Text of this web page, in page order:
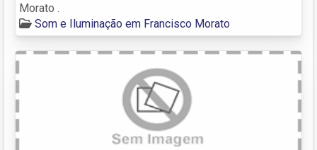
Morato .
Som e Iluminação em Francisco Morato